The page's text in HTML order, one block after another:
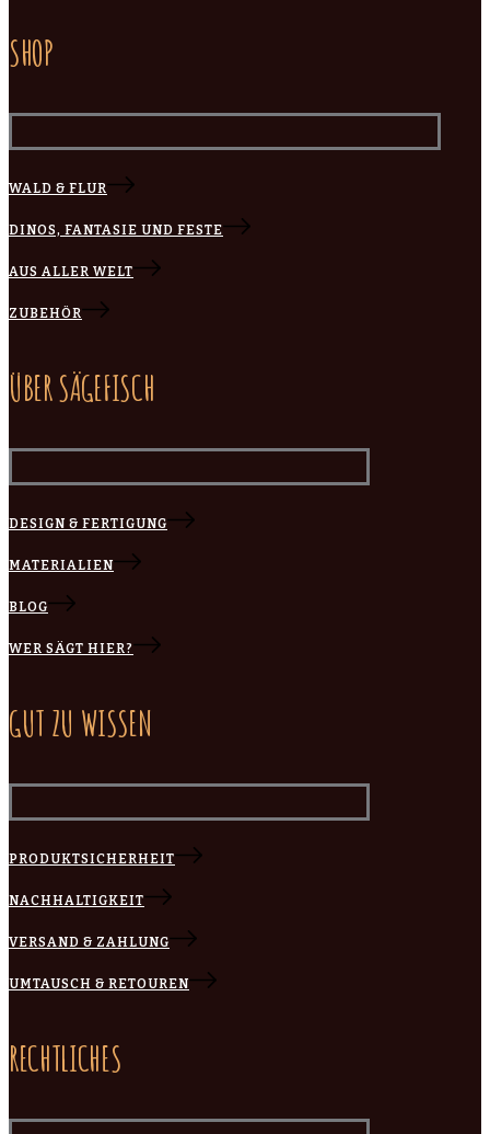
SHOP
WALD & FLUR
DINOS, FANTASIE UND FESTE
AUS ALLER WELT
ZUBEHÖR
ÜBER SÄGEFISCH
DESIGN & FERTIGUNG
MATERIALIEN
BLOG
WER SÄGT HIER?
GUT ZU WISSEN
PRODUKTSICHERHEIT
NACHHALTIGKEIT
VERSAND & ZAHLUNG
UMTAUSCH & RETOUREN
RECHTLICHES